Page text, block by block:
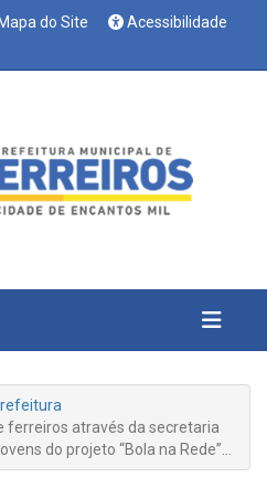
Mapa do Site
Acessibilidade
ferreiros através da secretaria
do projeto “Bola na Rede”…